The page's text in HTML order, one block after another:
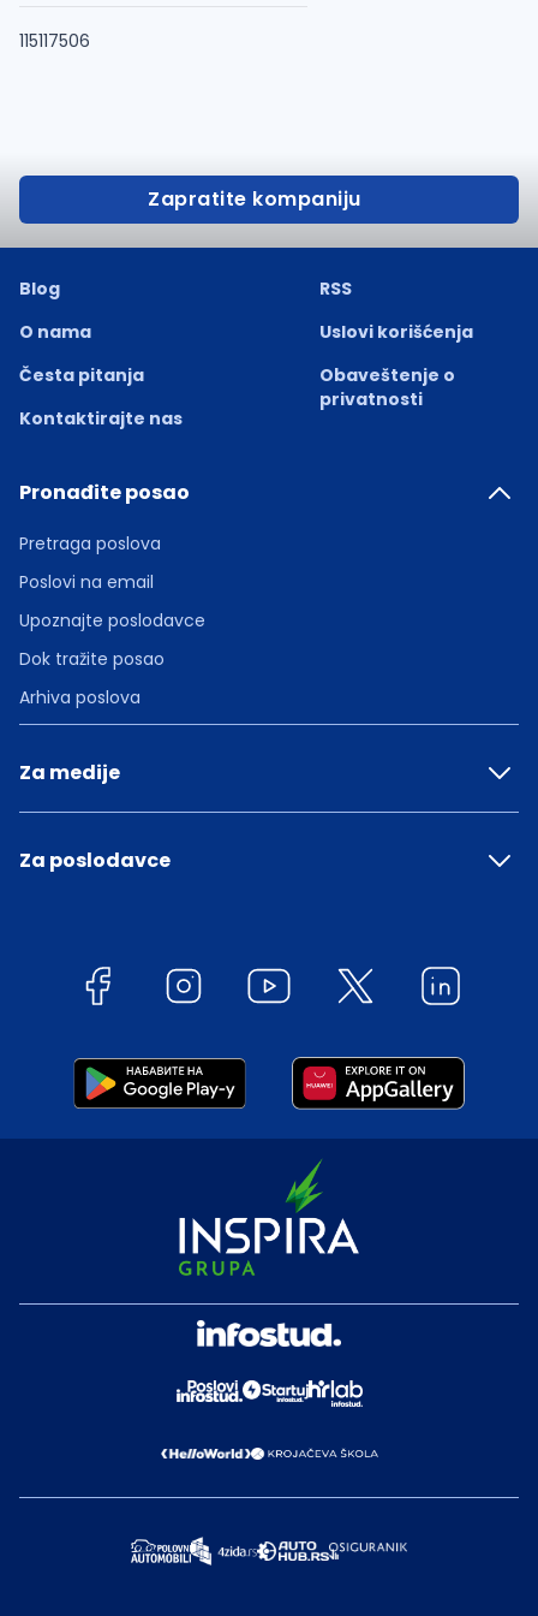
115117506
Zapratite kompaniju
Blog
O nama
Česta pitanja
Kontaktirajte nas
RSS
Uslovi korišćenja
Obaveštenje o
privatnosti
Pronađite posao
Pretraga poslova
Poslovi na email
Upoznajte poslodavce
Dok tražite posao
Arhiva poslova
Za medije
Za poslodavce